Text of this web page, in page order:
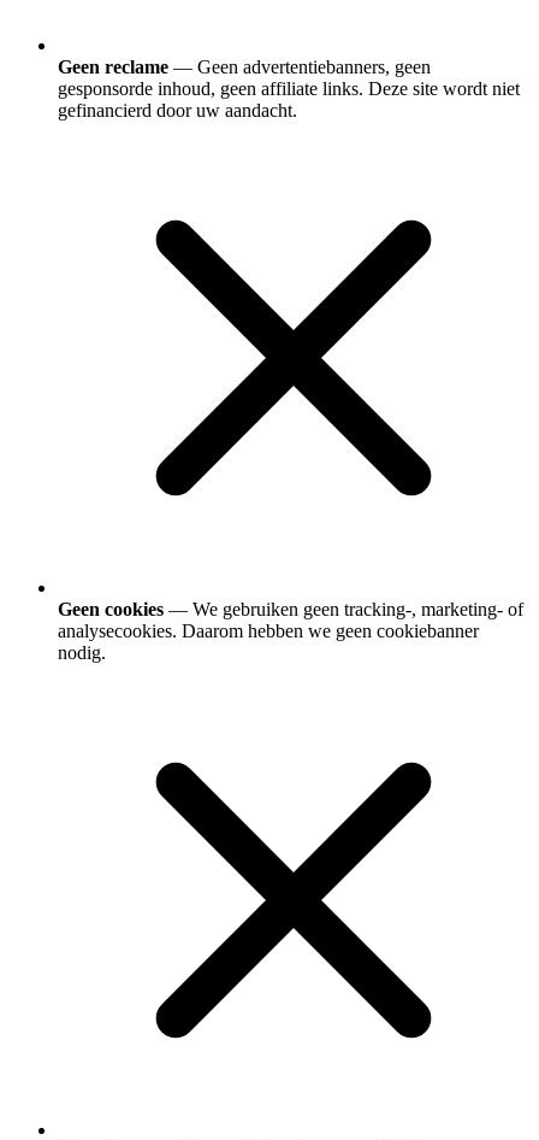
Geen reclame — Geen advertentiebanners, geen
gesponsorde inhoud, geen affiliate links. Deze site wordt niet
gefinancierd door uw aandacht.
Geen cookies — We gebruiken geen tracking-, marketing- of
analysecookies. Daarom hebben we geen cookiebanner
nodig.